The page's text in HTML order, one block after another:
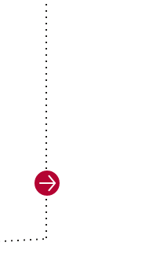
Suivant